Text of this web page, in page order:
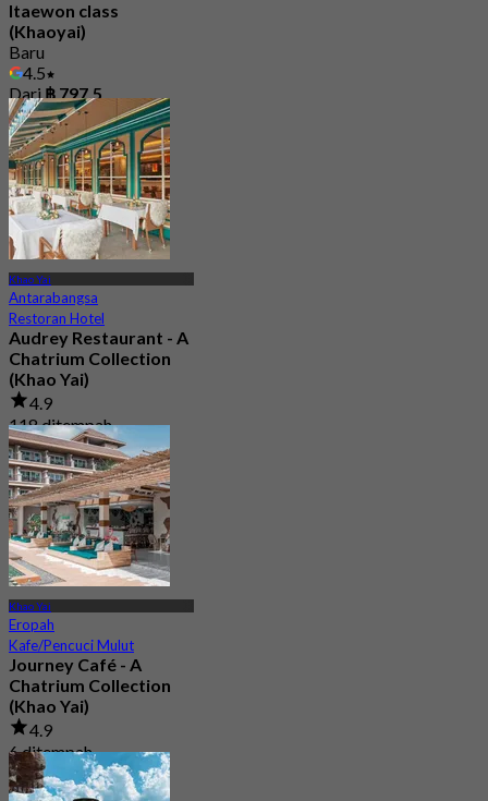
Itaewon class
(Khaoyai)
Baru
4.5
Dari฿ 797.5
Khao Yai
Antarabangsa
Restoran Hotel
Audrey Restaurant - A
Chatrium Collection
(Khao Yai)
4.9
118 ditempah
Dari฿ 396.66
Khao Yai
Eropah
Kafe/Pencuci Mulut
Journey Café - A
Chatrium Collection
(Khao Yai)
4.9
6 ditempah
Dari฿ 487.5